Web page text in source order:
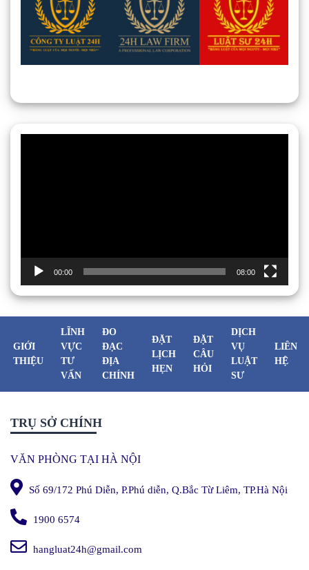
00:00 08:00
GIỚI
THIỆU
LĨNH
VỰC
TƯ
VẤN
ĐO
ĐẠC
ĐỊA
CHÍNH
ĐẶT
LỊCH
HẸN
ĐẶT
CÂU
HỎI
DỊCH
VỤ
LUẬT
SƯ
LIÊN
HỆ
TRỤ SỞ CHÍNH
VĂN PHÒNG TẠI HÀ NỘI
Số 69/172 Phú Diễn, P.Phú diễn, Q.Bắc Từ Liêm, TP.Hà Nội
1900 6574
hangluat24h@gmail.com